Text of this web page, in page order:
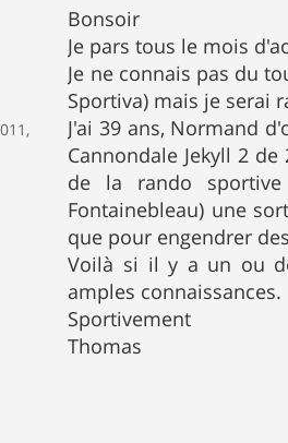
g
e
Bonsoir
Je pars tous le mois
Je ne connais pas du
Sportiva) mais je serai
J'ai 39 ans, Normand
Cannondale Jekyll 2
de la rando
Fontainebleau) une
que pour engendrer
Voilà si il y a un ou
amples connaissances.
Sportivement
Thomas